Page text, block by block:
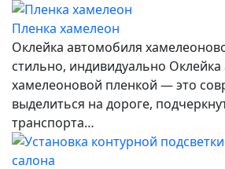
Пленка хамелеон
Оклейка автомобиля
стильно, индивидуально
хамелеоновой пленкой — это
выделиться на дороге,
транспорта…